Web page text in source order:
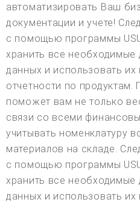
автоматизировать Ваш
документации и учете!
с помощью программы
хранить все необходимые
данных и использовать
отчетности по
поможет вам не только
связи со всеми
учитывать номенклатуру
материалов на складе.
с помощью программы
хранить все необходимые
данных и использовать